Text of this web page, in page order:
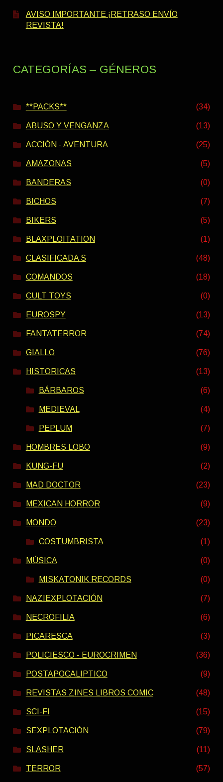
AVISO IMPORTANTE ¡RETRASO ENVÍO
REVISTA!
CATEGORÍAS – GÉNEROS
**PACKS** (34)
ABUSO Y VENGANZA (13)
ACCIÓN - AVENTURA (25)
AMAZONAS (5)
BANDERAS (0)
BICHOS (7)
BIKERS (5)
BLAXPLOITATION (1)
CLASIFICADA S (48)
COMANDOS (18)
CULT TOYS (0)
EUROSPY (13)
FANTATERROR (74)
GIALLO (76)
HISTORICAS (13)
BÁRBAROS (6)
MEDIEVAL (4)
PEPLUM (7)
HOMBRES LOBO (9)
KUNG-FU (2)
MAD DOCTOR (23)
MEXICAN HORROR (9)
MONDO (23)
COSTUMBRISTA (1)
MÚSICA (0)
MISKATONIK RECORDS (0)
NAZIEXPLOTACIÓN (7)
NECROFILIA (6)
PICARESCA (3)
POLICIESCO - EUROCRIMEN (36)
POSTAPOCALIPTICO (9)
REVISTAS ZINES LIBROS COMIC (48)
SCI-FI (15)
SEXPLOTACIÓN (79)
SLASHER (11)
TERROR (57)